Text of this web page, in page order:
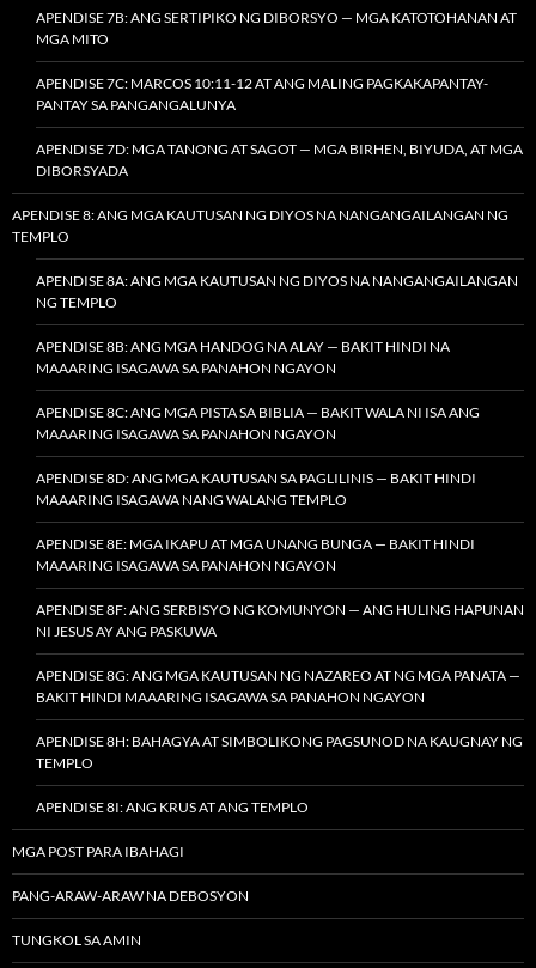
APENDISE 7B: ANG SERTIPIKO NG DIBORSYO — MGA KATOTOHANAN AT
MGA MITO
APENDISE 7C: MARCOS 10:11-12 AT ANG MALING PAGKAKAPANTAY-
PANTAY SA PANGANGALUNYA
APENDISE 7D: MGA TANONG AT SAGOT — MGA BIRHEN, BIYUDA, AT MGA
DIBORSYADA
APENDISE 8: ANG MGA KAUTUSAN NG DIYOS NA NANGANGAILANGAN NG
TEMPLO
APENDISE 8A: ANG MGA KAUTUSAN NG DIYOS NA NANGANGAILANGAN
NG TEMPLO
APENDISE 8B: ANG MGA HANDOG NA ALAY — BAKIT HINDI NA
MAAARING ISAGAWA SA PANAHON NGAYON
APENDISE 8C: ANG MGA PISTA SA BIBLIA — BAKIT WALA NI ISA ANG
MAAARING ISAGAWA SA PANAHON NGAYON
APENDISE 8D: ANG MGA KAUTUSAN SA PAGLILINIS — BAKIT HINDI
MAAARING ISAGAWA NANG WALANG TEMPLO
APENDISE 8E: MGA IKAPU AT MGA UNANG BUNGA — BAKIT HINDI
MAAARING ISAGAWA SA PANAHON NGAYON
APENDISE 8F: ANG SERBISYO NG KOMUNYON — ANG HULING HAPUNAN
NI JESUS AY ANG PASKUWA
APENDISE 8G: ANG MGA KAUTUSAN NG NAZAREO AT NG MGA PANATA —
BAKIT HINDI MAAARING ISAGAWA SA PANAHON NGAYON
APENDISE 8H: BAHAGYA AT SIMBOLIKONG PAGSUNOD NA KAUGNAY NG
TEMPLO
APENDISE 8I: ANG KRUS AT ANG TEMPLO
MGA POST PARA IBAHAGI
PANG-ARAW-ARAW NA DEBOSYON
TUNGKOL SA AMIN